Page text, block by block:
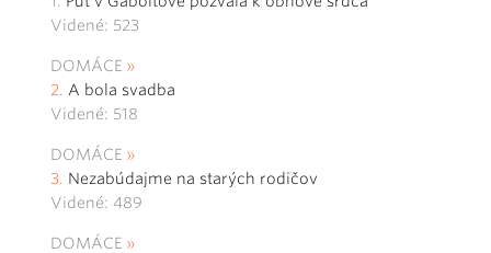
Videné: 523
DOMÁCE
A bola svadba
Videné: 518
DOMÁCE
Nezabúdajme na starých rodičov
Videné: 489
DOMÁCE